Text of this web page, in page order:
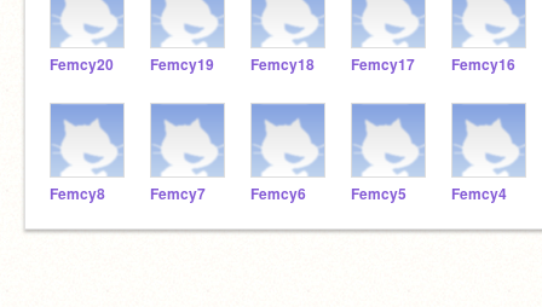
Femcy20 Femcy19 Femcy18 Femcy17 Femcy16
Femcy8 Femcy7 Femcy6 Femcy5 Femcy4